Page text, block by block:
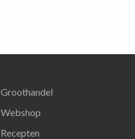
Groothandel
Webshop
Recepten